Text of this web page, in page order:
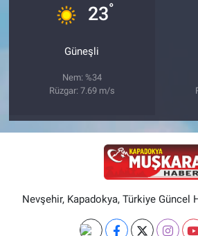
23°
Güneşli
Nem: %34
Rüzgar: 7.69 m/s
Nevşehir, Kapadokya, Türkiye Güncel